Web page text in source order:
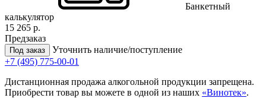
Банкетный
калькулятор
15 265 р.
Предзаказ
Под заказ
Уточнить наличие/поступление
+7 (495) 775-00-01
Дистанционная продажа алкогольной продукции запрещена.
Приобрести товар вы можете в одной из наших «Винотек».